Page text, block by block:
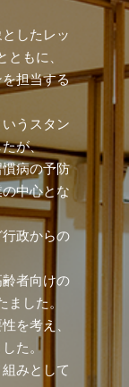
したレッ
ともに、
担当する
うスタン
が、
病の予防
中心とな
政からの
者向けの
ました。
を考え、
た。
みとして